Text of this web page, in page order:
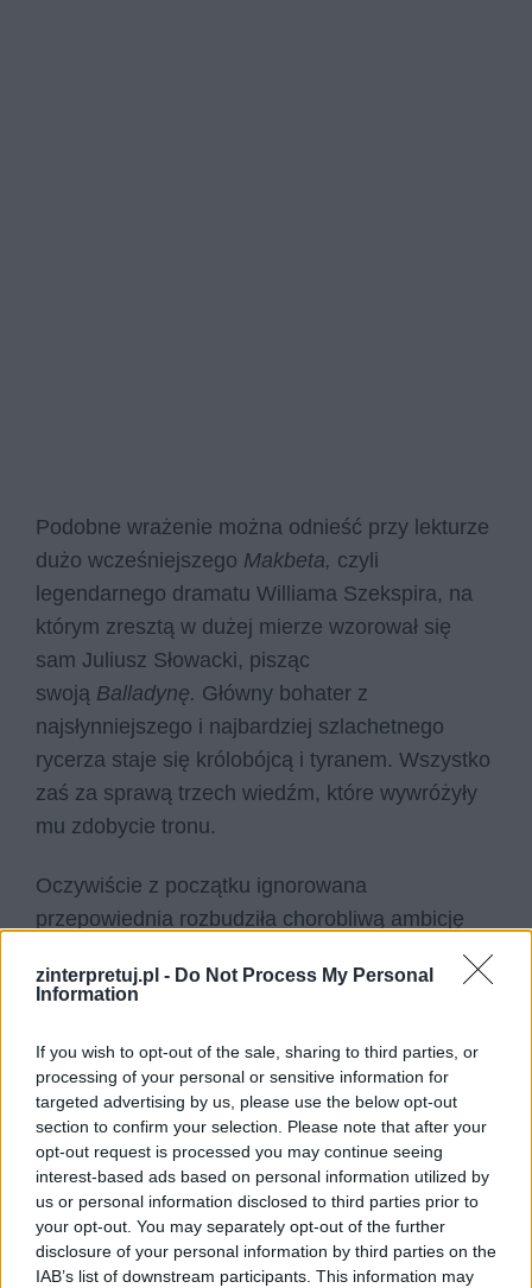
zinterpretuj.pl - Do Not Process My Personal
Information
If you wish to opt-out of the sale, sharing to third parties, or
processing of your personal or sensitive information for
targeted advertising by us, please use the below opt-out
section to confirm your selection. Please note that after your
opt-out request is processed you may continue seeing
interest-based ads based on personal information utilized by
us or personal information disclosed to third parties prior to
your opt-out. You may separately opt-out of the further
disclosure of your personal information by third parties on the
IAB’s list of downstream participants. This information may
Podobne wrażenie można odnieść przy lekturze
dużo wcześniejszego Makbeta, czyli
legendarnego dramatu Williama Szekspira, na
którym zresztą w dużej mierze wzorował się
sam Juliusz Słowacki, pisząc
swoją Balladynę. Główny bohater z
najsłynniejszego i najbardziej szlachetnego
rycerza staje się królobójcą i tyranem. Wszystko
zaś za sprawą trzech wiedźm, które wywróżyły
mu zdobycie tronu.
Oczywiście z początku ignorowana
przepowiednia rozbudziła chorobliwą ambicję
dawna istnieć, lecz trudno powstrzymać się
sprowokowana właśnie przez owe wiedźmy, a
więc – ponownie – przez ingerencję świata
nadprzyrodzonego. Gdyby nie wróżba, ambicja
Makbeta nie zostałaby być może nadmiernie
pobudzona i zmarłby owiany sławą
najwierniejszego rycerza króla Dunkana. Tak się
jednak nie stało i Makbet oraz jego żona musieli